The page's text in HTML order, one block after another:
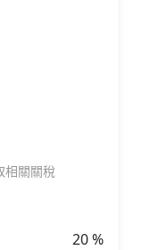
相關關稅
20%